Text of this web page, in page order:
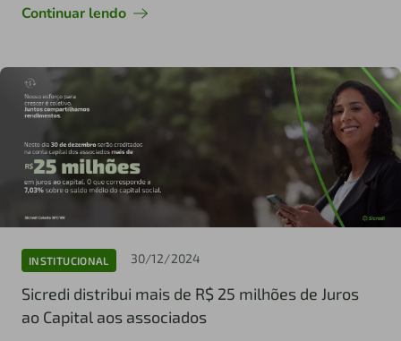
Continuar lendo
INSTITUCIONAL 30/12/2024
Sicredi distribui mais de R$ 25 milhões de Juros
ao Capital aos associados